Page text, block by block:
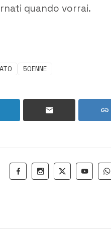
quando vorrai.
50ENNE